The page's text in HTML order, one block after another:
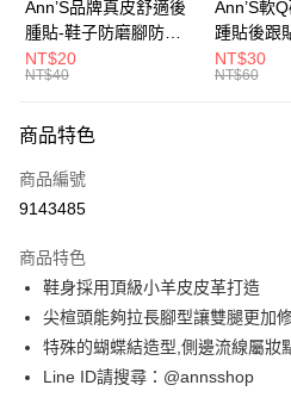
匯豐（台灣）商業銀行
聯邦商業銀行
元大商業銀行
台灣樂天信用卡公司
國泰世華商業銀行
臺灣中小企業銀行
匯豐（台灣）商業銀行
聯邦商業銀行
玉山商業銀行
台灣樂天信用卡公司
LINE Pay
Apple Pay
Google Pay
全支付
大哥付你分期
相關說明
【大哥付你分期使用說明】
1.本服務由台灣大哥大提供，台灣大哥大
2.付款方式選擇「大哥付你分期」，訂單
Ann’S品牌真皮舒適後
腫貼-鞋子防磨腳防掉
跟大半號專用
NT$20
NT$40
Ann’S軟
踵貼後跟
腳防掉跟
NT$30
NT$60
商品特色
商品編號
9143485
商品特色
鞋身採用頂級小羊皮皮革打造
尖楦頭能夠拉長腳型讓雙腿更加
特殊的蝴蝶結造型,側邊流線屬妝
Line ID請搜尋：@annsshop